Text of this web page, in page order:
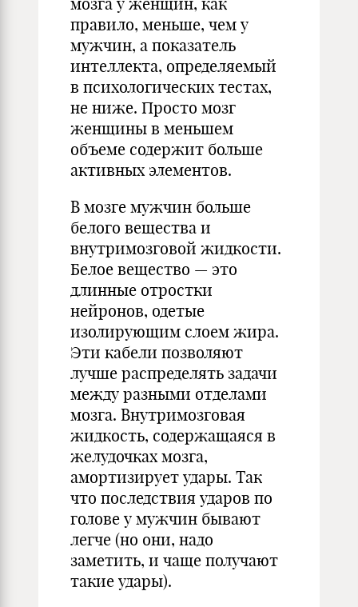
правило, меньше, чем у
мужчин, а показатель
интеллекта, определяемый
в психологических тестах,
не ниже. Просто мозг
женщины в меньшем
объеме содержит больше
активных элементов.
В мозге мужчин больше
белого вещества и
внутримозговой жидкости.
Белое вещество — это
длинные отростки
нейронов, одетые
изолирующим слоем жира.
Эти кабели позволяют
лучше распределять задачи
между разными отделами
мозга. Внутримозговая
жидкость, содержащаяся в
желудочках мозга,
амортизирует удары. Так
что последствия ударов по
голове у мужчин бывают
легче (но они, надо
заметить, и чаще получают
такие удары).